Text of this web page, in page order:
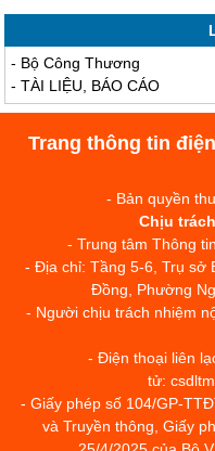
- Bộ Công Thương
-TÀI LIỆU, BÁO CÁO
Trang thông tin
- Bản quyền
Chịu
- Trung tâm Thông
- Địa chỉ: Tầng 5-6, Trụ sở
Đồng, Phường
- Người chịu trách nhiệm
- Điện thoại liên
tử:
- Giấy phép số 104/GP-
và Truyền thông, Giấy